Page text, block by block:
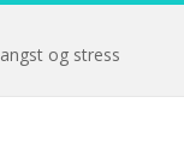
og stress